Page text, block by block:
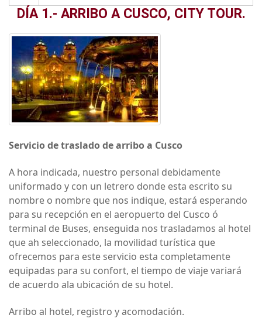
DÍA 1.- ARRIBO A CUSCO, CITY TOUR.
Servicio de traslado de arribo a Cusco
A hora indicada, nuestro personal debidamente
uniformado y con un letrero donde esta escrito su
nombre o nombre que nos indique, estará esperando
para su recepción en el aeropuerto del Cusco ó
terminal de Buses, enseguida nos trasladamos al hotel
que ah seleccionado, la movilidad turística que
ofrecemos para este servicio esta completamente
equipadas para su confort, el tiempo de viaje variará
de acuerdo ala ubicación de su hotel.
Arribo al hotel, registro y acomodación.